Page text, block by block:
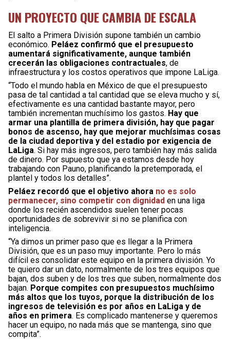
UN PROYECTO QUE CAMBIA DE ESCALA
El salto a Primera División supone también un cambio
económico. Peláez confirmó que el presupuesto
aumentará significativamente, aunque también
crecerán las obligaciones contractuales, de
infraestructura y los costos operativos que impone LaLiga.
“Todo el mundo habla en México de que el presupuesto
pasa de tal cantidad a tal cantidad que se eleva mucho y sí,
efectivamente es una cantidad bastante mayor, pero
también incrementan muchísimo los gastos. Hay que
armar una plantilla de primera división, hay que pagar
bonos de ascenso, hay que mejorar muchísimas cosas
de la ciudad deportiva y del estadio por exigencia de
LaLiga. Si hay más ingresos, pero también hay más salida
de dinero. Por supuesto que ya estamos desde hoy
trabajando con Pauno, planificando la pretemporada, el
plantel y todos los detalles”.
Peláez recordó que el objetivo ahora no es solo
permanecer, sino competir con dignidad en una liga
donde los recién ascendidos suelen tener pocas
oportunidades de sobrevivir si no se planifica con
inteligencia.
“Ya dimos un primer paso que es llegar a la Primera
División, que es un paso muy importante. Pero lo más
difícil es consolidar este equipo en la primera división. Yo
te quiero dar un dato, normalmente de los tres equipos que
bajan, dos suben y de los tres que suben, normalmente dos
bajan. Porque compites con presupuestos muchísimo
más altos que los tuyos, porque la distribución de los
ingresos de televisión es por años en LaLiga y de
años en primera. Es complicado mantenerse y queremos
hacer un equipo, no nada más que se mantenga, sino que
compita”.